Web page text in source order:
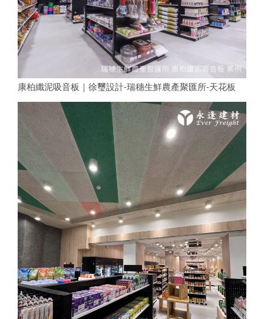
康柏纖泥吸音板｜徐璽設計-瑞穗生鮮農產聚匯所-天花板